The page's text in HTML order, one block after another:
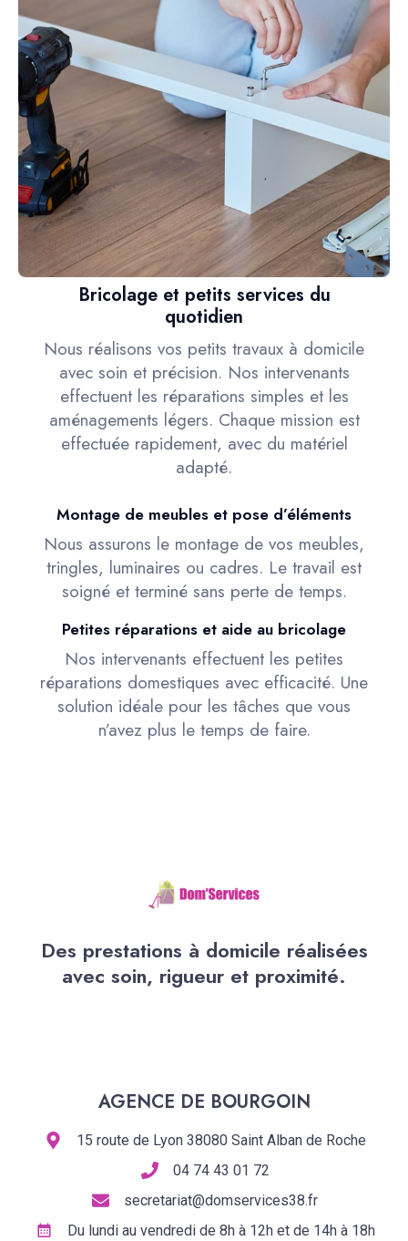
Bricolage et petits services du
quotidien
Nous réalisons vos petits travaux à domicile
avec soin et précision. Nos intervenants
effectuent les réparations simples et les
aménagements légers. Chaque mission est
effectuée rapidement, avec du matériel
adapté.
Montage de meubles et pose d’éléments
Nous assurons le montage de vos meubles,
tringles, luminaires ou cadres. Le travail est
soigné et terminé sans perte de temps.
Petites réparations et aide au bricolage
Nos intervenants effectuent les petites
réparations domestiques avec efficacité. Une
solution idéale pour les tâches que vous
n’avez plus le temps de faire.
Des prestations à domicile réalisées
avec soin, rigueur et proximité.
AGENCE DE BOURGOIN
15 route de Lyon 38080 Saint Alban de Roche
04 74 43 01 72
secretariat@domservices38.fr
Du lundi au vendredi de 8h à 12h et de 14h à 18h